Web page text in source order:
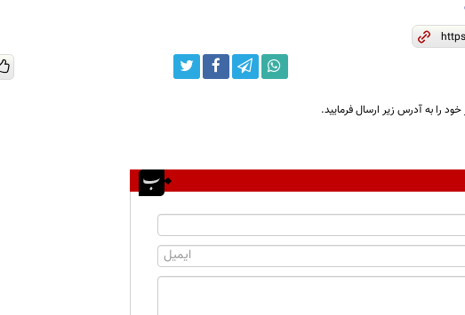
را به آدرس زیر ارسال فرمایید.